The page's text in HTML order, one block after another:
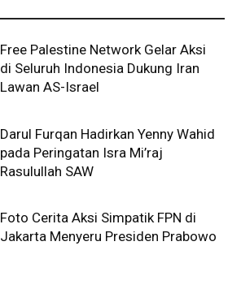
Free Palestine Network Gelar Aksi
di Seluruh Indonesia Dukung Iran
Lawan AS-Israel
Darul Furqan Hadirkan Yenny Wahid
pada Peringatan Isra Mi’raj
Rasulullah SAW
Foto Cerita Aksi Simpatik FPN di
Jakarta Menyeru Presiden Prabowo